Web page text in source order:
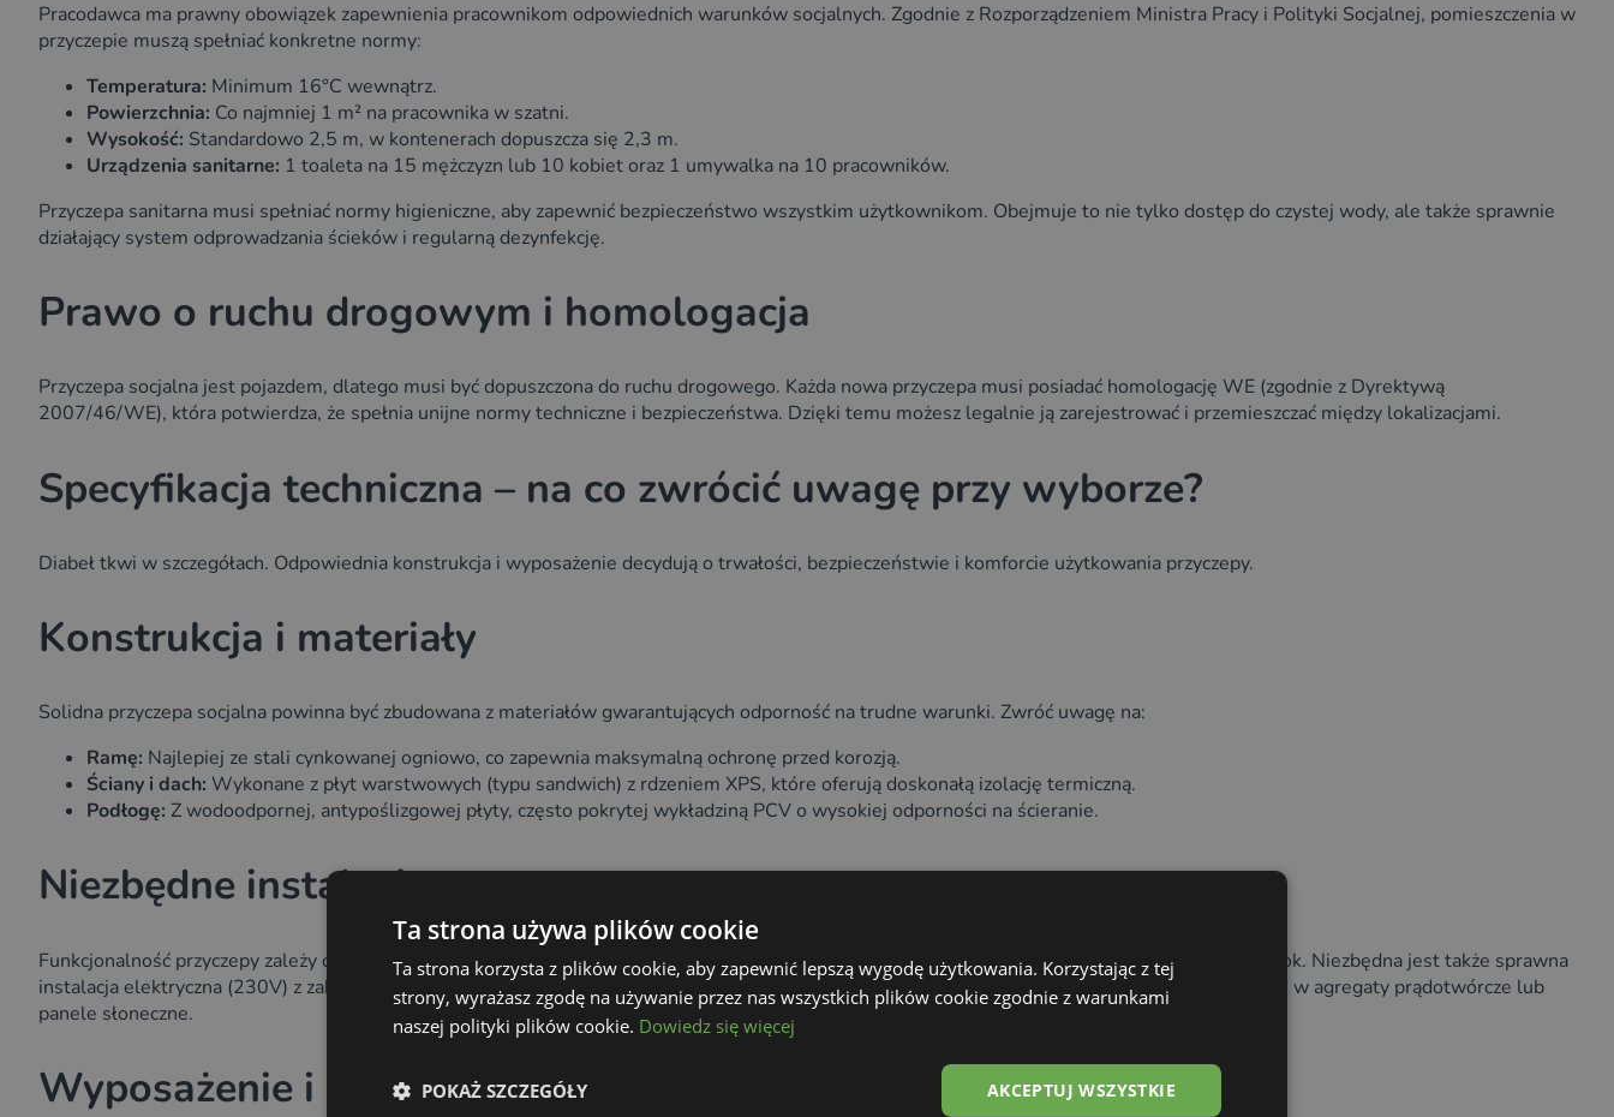
Pracodawca ma prawny obowiązek zapewnienia pracownikom odpowiednich warunków socjalnych. Zgodnie z Rozporządzeniem Ministra Pracy i Polityki Socjalnej, pomieszczenia w
przyczepie muszą spełniać konkretne normy:
Temperatura: Minimum 16°C wewnątrz.
Powierzchnia: Co najmniej 1 m² na pracownika w szatni.
Wysokość: Standardowo 2,5 m, w kontenerach dopuszcza się 2,3 m.
Urządzenia sanitarne: 1 toaleta na 15 mężczyzn lub 10 kobiet oraz 1 umywalka na 10 pracowników.
Przyczepa sanitarna musi spełniać normy higieniczne, aby zapewnić bezpieczeństwo wszystkim użytkownikom. Obejmuje to nie tylko dostęp do czystej wody, ale także sprawnie
działający system odprowadzania ścieków i regularną dezynfekcję.
Prawo o ruchu drogowym i homologacja
Przyczepa socjalna jest pojazdem, dlatego musi być dopuszczona do ruchu drogowego. Każda nowa przyczepa musi posiadać homologację WE (zgodnie z Dyrektywą
2007/46/WE), która potwierdza, że spełnia unijne normy techniczne i bezpieczeństwa. Dzięki temu możesz legalnie ją zarejestrować i przemieszczać między lokalizacjami.
Specyfikacja techniczna – na co zwrócić uwagę przy wyborze?
Diabeł tkwi w szczegółach. Odpowiednia konstrukcja i wyposażenie decydują o trwałości, bezpieczeństwie i komforcie użytkowania przyczepy.
Konstrukcja i materiały
Solidna przyczepa socjalna powinna być zbudowana z materiałów gwarantujących odporność na trudne warunki. Zwróć uwagę na:
Ramę: Najlepiej ze stali cynkowanej ogniowo, co zapewnia maksymalną ochronę przed korozją.
Ściany i dach: Wykonane z płyt warstwowych (typu sandwich) z rdzeniem XPS, które oferują doskonałą izolację termiczną.
Podłogę: Z wodoodpornej, antypoślizgowej płyty, często pokrytej wykładziną PCV o wysokiej odporności na ścieranie.
Niezbędne instalacje
Funkcjonalność przyczepy zależy od jej instalacji. Odpowiednie systemy ogrzewania i wentylacji zapewniają komfortową temperaturę przez cały rok. Niezbędna jest także sprawna
instalacja elektryczna (230V) z zabezpieczeniami oraz dostęp do wody. W miejscach bez podłączenia do sieci warto rozważyć modele wyposażone w agregaty prądotwórcze lub
panele słoneczne.
Wyposażenie i wymiary
Ta strona używa plików cookie
Ta strona korzysta z plików cookie, aby zapewnić lepszą wygodę użytkowania. Korzystając z tej
strony, wyrażasz zgodę na używanie przez nas wszystkich plików cookie zgodnie z warunkami
naszej polityki plików cookie. Dowiedz się więcej
AKCEPTUJ WSZYSTKIE
POKAŻ SZCZEGÓŁY